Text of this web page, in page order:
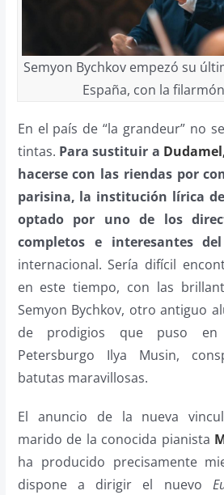
Semyon Bychkov empezó su
España, con la
En el país de “la grandeur” no
tintas. Para sustituir a
hacerse con las riendas por
parisina, la institución lírica
optado por uno de los
completos e interesantes
internacional. Sería difícil
en este tiempo, con las
Semyon Bychkov, otro antiguo
de prodigios que puso
Petersburgo Ilya Musin,
batutas maravillosas.
El anuncio de la nueva
marido de la conocida pianista
ha producido precisamente
dispone a dirigir el nuevo